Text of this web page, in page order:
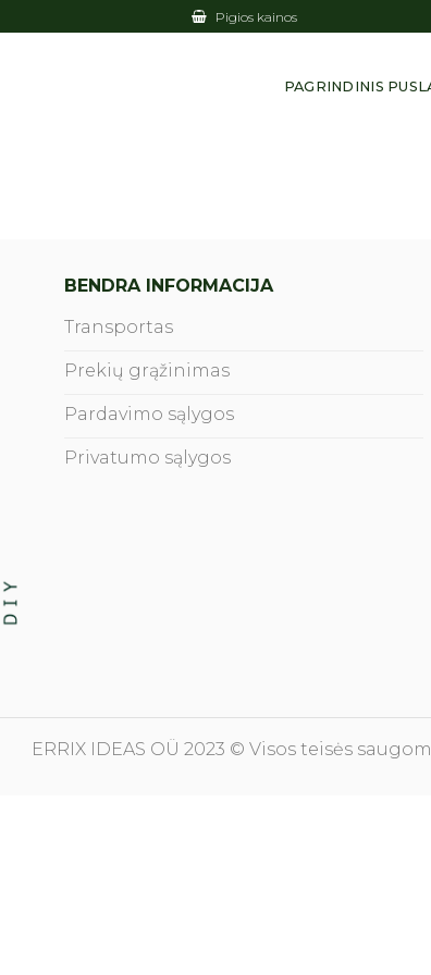
Pigios kainos
PAGRINDINIS
BENDRA INFORMACIJA
Transportas
Prekių grąžinimas
Pardavimo sąlygos
Privatumo sąlygos
ERRIX IDEAS OÜ 2023 © Visos teisės